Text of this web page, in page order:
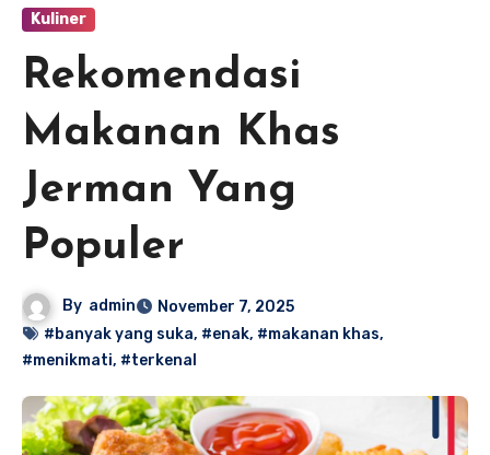
Kuliner
Rekomendasi
Makanan Khas
Jerman Yang
Populer
By admin
November 7, 2025
#banyak yang suka, #enak, #makanan khas,
#menikmati, #terkenal